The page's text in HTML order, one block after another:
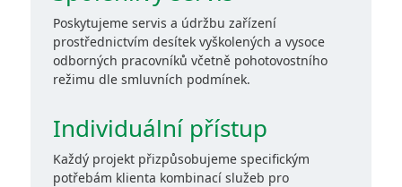
Poskytujeme servis a údržbu zařízení
prostřednictvím desítek vyškolených a vysoce
odborných pracovníků včetně pohotovostního
režimu dle smluvních podmínek.
Individuální přístup
Každý projekt přizpůsobujeme specifickým
potřebám klienta kombinací služeb pro